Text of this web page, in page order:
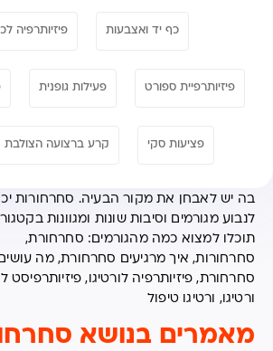
כף יד ואצבעות פיזיותרפיה
פיזיותרפיית ספורט פעילות גופנית
פציעות סקי קרע ברצועה הצולבת
בה יש לאבחן את מקור הבעיה. סחרחורות
לנבוע מגורמים וסיבות שונות ומגוונות
תוכלו למצוא כמה מהגורמים: סחרחורת,
סחרחורות, איך מרגיעים סחרחורת, מה
סחרחורת, פיזיותרפיה לורטיגו, פיזיותרפיסט
ורטיגו, ורטיגו טיפול
מאמרים בנושא